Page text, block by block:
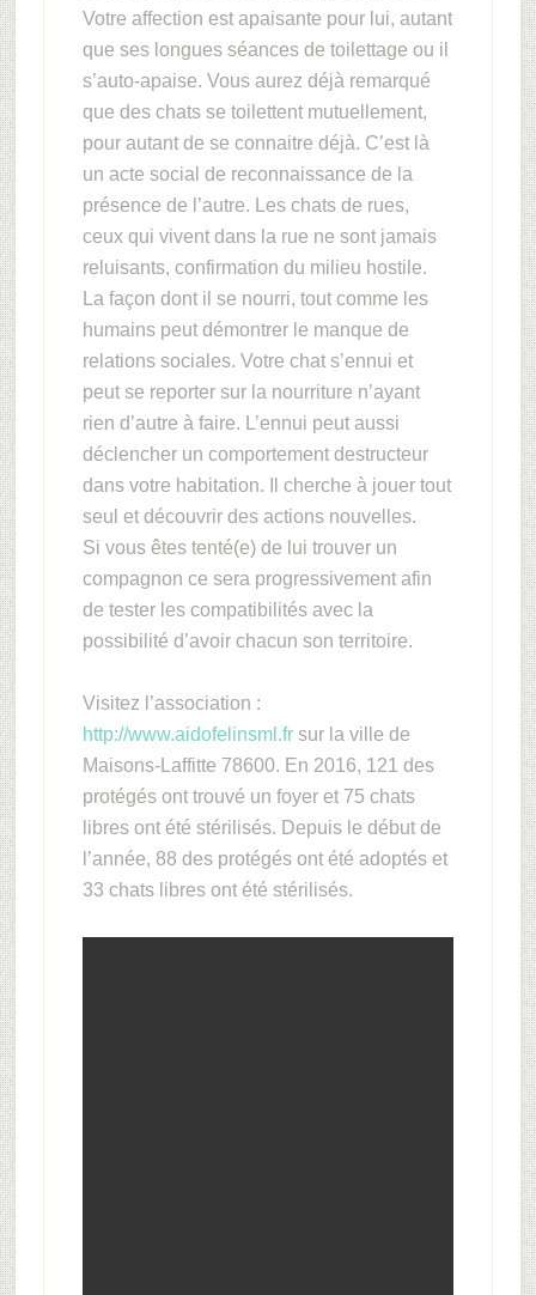
Votre affection est apaisante pour lui, autant
que ses longues séances de toilettage ou il
s’auto-apaise. Vous aurez déjà remarqué
que des chats se toilettent mutuellement,
pour autant de se connaitre déjà. C’est là
un acte social de reconnaissance de la
présence de l’autre. Les chats de rues,
ceux qui vivent dans la rue ne sont jamais
reluisants, confirmation du milieu hostile.
La façon dont il se nourri, tout comme les
humains peut démontrer le manque de
relations sociales. Votre chat s’ennui et
peut se reporter sur la nourriture n’ayant
rien d’autre à faire. L’ennui peut aussi
déclencher un comportement destructeur
dans votre habitation. Il cherche à jouer tout
seul et découvrir des actions nouvelles.
Si vous êtes tenté(e) de lui trouver un
compagnon ce sera progressivement afin
de tester les compatibilités avec la
possibilité d’avoir chacun son territoire.
Visitez l’association :
http://www.aidofelinsml.frsur la ville de
Maisons-Laffitte 78600. En 2016, 121 des
protégés ont trouvé un foyer et 75 chats
libres ont été stérilisés. Depuis le début de
l’année, 88 des protégés ont été adoptés et
33 chats libres ont été stérilisés.